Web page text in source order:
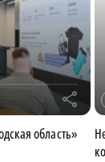
r
область»